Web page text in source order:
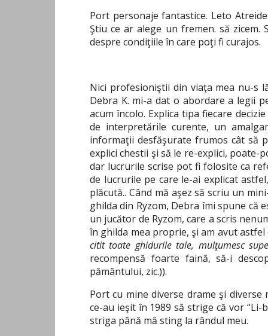
Port personaje fantastice. Leto
Ştiu ce ar alege un fremen. să
despre condiţiile în care poţi fi curajos.
Nici profesioniştii din viaţa mea nu-s
Debra K. mi-a dat o abordare a legii
acum încolo. Explica tipa fiecare
de interpretările curente, un
informaţii desfăşurate frumos cât să
explici chestii şi să le re-explici, poate-
dar lucrurile scrise pot fi folosite ca
de lucrurile pe care le-ai explicat
plăcută.. Când mă aşez să scriu un
ghilda din Ryzom, Debra îmi spune că
un jucător de Ryzom, care a scris
în ghilda mea proprie, şi am avut astfel
citit toate ghidurile tale, mulţumesc
recompensă foarte faină, să-i
pământului, zic.)).
Port cu mine diverse drame şi
ce-au ieşit în 1989 să strige că vor
striga până mă sting la rândul meu.